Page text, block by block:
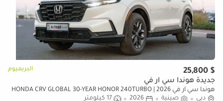
$ 25,800 البريميوم
جديدة هوندا سي آر في
هوندا سي آر في 2026 | HONDA CRV GLOBAL 30-YEAR HONOR 240TURBO
2WD VITALITY 5 SEATS[ EXPORT ONLY ]
دبي صينية 2026
17 كيلومتر